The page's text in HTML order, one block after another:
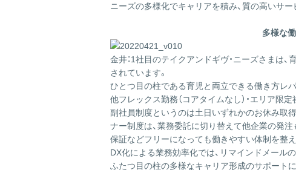
ニーズの多様化でキャリアを積み、質の高いサ
多様な
金井：1社目のテイクアンドギヴ・ニーズさまは
されています。
ひとつ目の柱である育児と両立できる働き方レ
他フレックス勤務（コアタイムなし）・エリア限
副社員制度というのは土日いずれかのお休み取
ナー制度は、業務委託に切り替えて他企業の発
保証などフリーになっても働きやすい体制を整え
DX化による業務効率化では、リマインドメール
ふたつ目の柱の多様なキャリア形成のサポート